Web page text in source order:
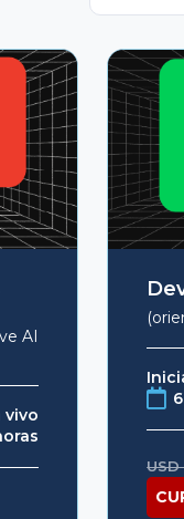
AI
vivo
USD